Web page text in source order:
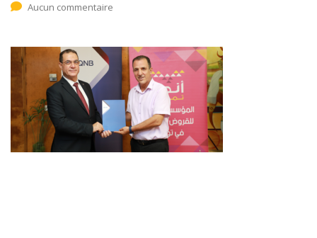
Aucun commentaire